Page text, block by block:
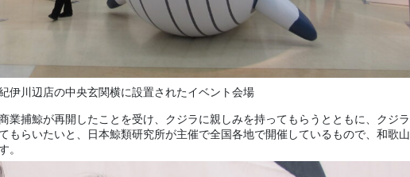
伊川辺店の中央玄関横に設置されたイベント会場
業捕鯨が再開したことを受け、クジラに親しみを持ってもらうとともに、クジラ
もらいたいと、日本鯨類研究所が主催で全国各地で開催しているもので、和歌山
。